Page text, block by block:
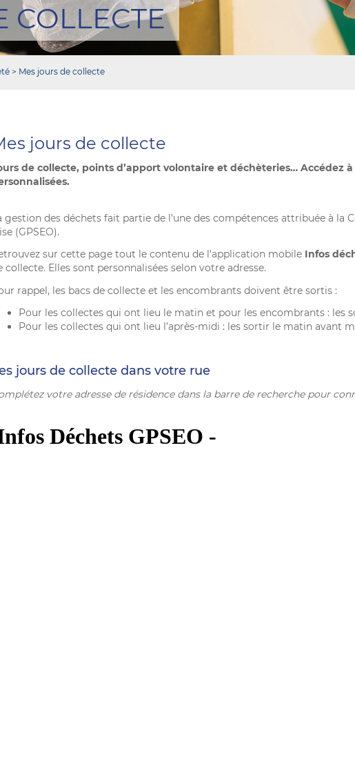
COLLECTE
> Mes jours de collecte
jours de collecte
de collecte, points d’apport volontaire et déchèteries… Accédez
gestion des déchets fait partie de l’une des compétences attribuée à la
(GPSEO).
sur cette page tout le contenu de l'application mobile Infos
collecte. Elles sont personnalisées selon votre adresse.
rappel, les bacs de collecte et les encombrants doivent être sortis :
Pour les collectes qui ont lieu le matin et pour les encombrants : les
Pour les collectes qui ont lieu l’après-midi : les sortir le matin avant
jours de collecte dans votre rue
votre adresse de résidence dans la barre de recherche pour